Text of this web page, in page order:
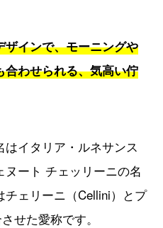
インで、モーニングや
わせられる、気高い佇
イタリア・ルネサンス
ート チェッリーニの名
ェリーニ（Cellini）とプ
せた愛称です。